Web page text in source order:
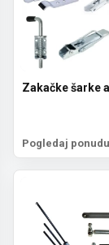
Zakačke šarke
Pogledaj ponudu